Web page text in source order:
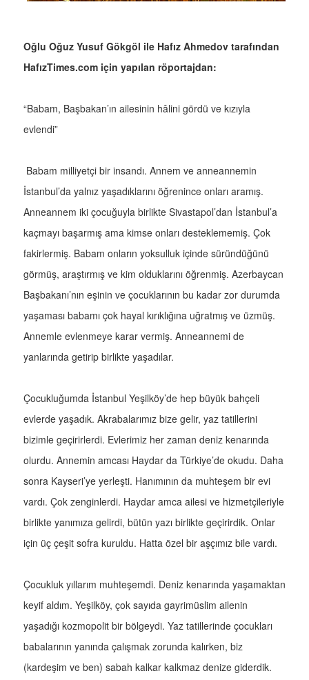
Oğlu Oğuz Yusuf Gökgöl ile Hafız Ahmedov tarafından
HafızTimes.com için yapılan röportajdan:
“Babam, Başbakan’ın ailesinin hâlini gördü ve kızıyla
evlendi”
Babam milliyetçi bir insandı. Annem ve anneannemin
İstanbul’da yalnız yaşadıklarını öğrenince onları aramış.
Anneannem iki çocuğuyla birlikte Sivastapol’dan İstanbul’a
kaçmayı başarmış ama kimse onları desteklememiş. Çok
fakirlermiş. Babam onların yoksulluk içinde süründüğünü
görmüş, araştırmış ve kim olduklarını öğrenmiş. Azerbaycan
Başbakanı’nın eşinin ve çocuklarının bu kadar zor durumda
yaşaması babamı çok hayal kırıklığına uğratmış ve üzmüş.
Annemle evlenmeye karar vermiş. Anneannemi de
yanlarında getirip birlikte yaşadılar.
Çocukluğumda İstanbul Yeşilköy’de hep büyük bahçeli
evlerde yaşadık. Akrabalarımız bize gelir, yaz tatillerini
bizimle geçirirlerdi. Evlerimiz her zaman deniz kenarında
olurdu. Annemin amcası Haydar da Türkiye’de okudu. Daha
sonra Kayseri’ye yerleşti. Hanımının da muhteşem bir evi
vardı. Çok zenginlerdi. Haydar amca ailesi ve hizmetçileriyle
birlikte yanımıza gelirdi, bütün yazı birlikte geçirirdik. Onlar
için üç çeşit sofra kuruldu. Hatta özel bir aşçımız bile vardı.
Çocukluk yıllarım muhteşemdi. Deniz kenarında yaşamaktan
keyif aldım. Yeşilköy, çok sayıda gayrimüslim ailenin
yaşadığı kozmopolit bir bölgeydi. Yaz tatillerinde çocukları
babalarının yanında çalışmak zorunda kalırken, biz
(kardeşim ve ben) sabah kalkar kalkmaz denize giderdik.